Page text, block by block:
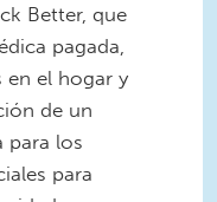
Better, que
pagada,
en el hogar y
de un
para los
para